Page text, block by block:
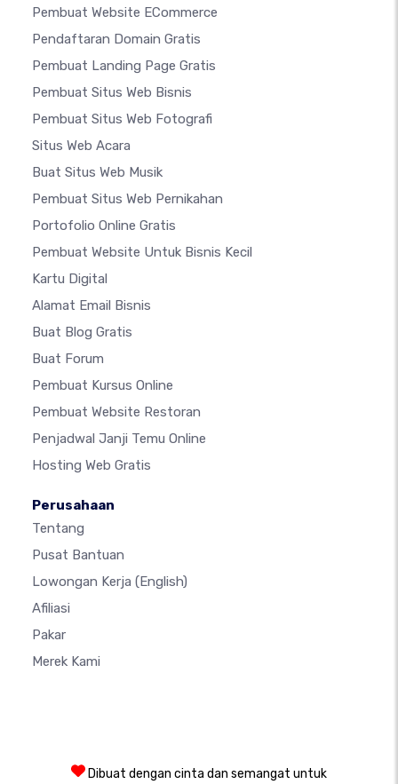
Pembuat Website ECommerce
Pendaftaran Domain Gratis
Pembuat Landing Page Gratis
Pembuat Situs Web Bisnis
Pembuat Situs Web Fotografi
Situs Web Acara
Buat Situs Web Musik
Pembuat Situs Web Pernikahan
Portofolio Online Gratis
Pembuat Website Untuk Bisnis Kecil
Kartu Digital
Alamat Email Bisnis
Buat Blog Gratis
Buat Forum
Pembuat Kursus Online
Pembuat Website Restoran
Penjadwal Janji Temu Online
Hosting Web Gratis
Perusahaan
Tentang
Pusat Bantuan
Lowongan Kerja (English)
Afiliasi
Pakar
Merek Kami
Dibuat dengan cinta dan semangat untuk